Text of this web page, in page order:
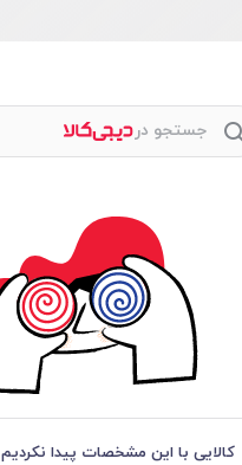
جستجو در
کالایی با این مشخصات پیدا نکردیم